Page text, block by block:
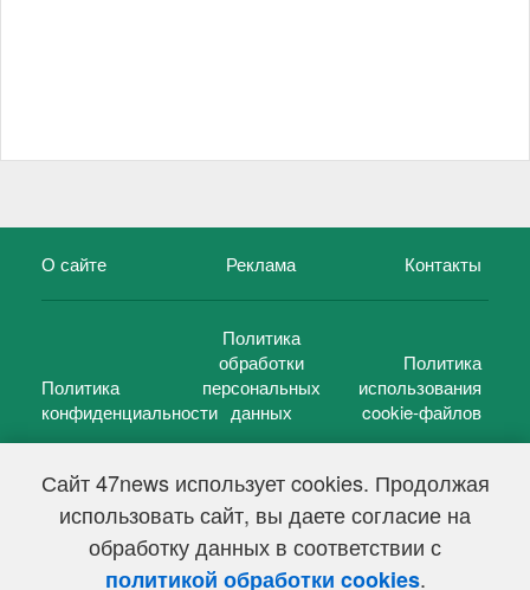
Сайт 47news использует cookies. Продолжая
использовать сайт, вы даете согласие на
обработку данных в соответствии с
политикой обработки cookies.
О сайте Реклама Контакты
Политика
конфиденциальности
Политика
обработки
персональных
данных
Политика
использования
cookie-файлов
47 новостей (47 news)2005 — 2026 г.
Свидетельство о регистрации СМИ Эл № ФС 77-39848, выдано
Федеральной службой по надзору в сфере связи,